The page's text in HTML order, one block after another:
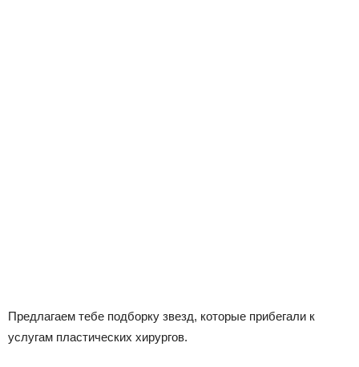
Предлагаем тебе подборку звезд, которые прибегали к
услугам пластических хирургов.